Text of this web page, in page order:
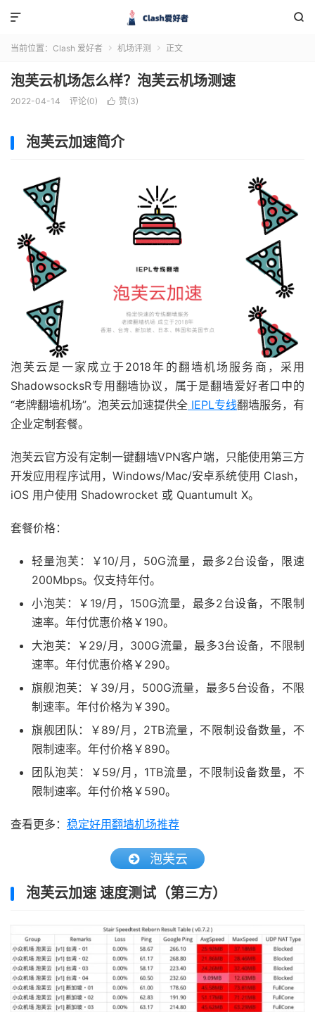


当前位置： Clash 爱好者  机场评测  正文
泡芙云机场怎么样？泡芙云机场测速
2022-04-14 评论(0)  赞(3)
泡芙云加速简介
泡芙云是一家成立于2018年的翻墙机场服务商，采用
ShadowsocksR专用翻墙协议，属于是翻墙爱好者口中的
“老牌翻墙机场”。泡芙云加速提供全 IEPL专线翻墙服务，有
企业定制套餐。
泡芙云官方没有定制一键翻墙VPN客户端，只能使用第三方
开发应用程序试用，Windows/Mac/安卓系统使用 Clash，
iOS 用户使用 Shadowrocket 或 Quantumult X。
套餐价格：
轻量泡芙：￥10/月，50G流量，最多2台设备，限速
200Mbps。仅支持年付。
小泡芙：￥19/月，150G流量，最多2台设备，不限制
速率。年付优惠价格￥190。
大泡芙：￥29/月，300G流量，最多3台设备，不限制
速率。年付优惠价格￥290。
旗舰泡芙：￥39/月，500G流量，最多5台设备，不限
制速率。年付价格为￥390。
旗舰团队：￥89/月，2TB流量，不限制设备数量，不
限制速率。年付价格￥890。
团队泡芙：￥59/月，1TB流量，不限制设备数量，不
限制速率。年付价格￥590。
查看更多： 稳定好用翻墙机场推荐
泡芙云
泡芙云加速 速度测试（第三方）